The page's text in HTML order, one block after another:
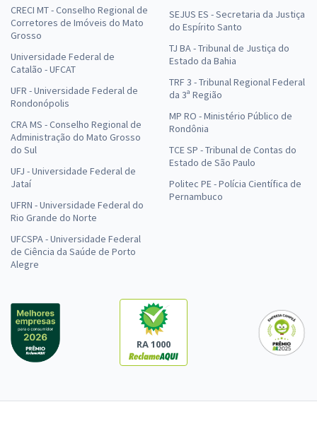
CRECI MT - Conselho Regional de
Corretores de Imóveis do Mato
Grosso
Universidade Federal de
Catalão - UFCAT
UFR - Universidade Federal de
Rondonópolis
CRA MS - Conselho Regional de
Administração do Mato Grosso
do Sul
UFJ - Universidade Federal de
Jataí
UFRN - Universidade Federal do
Rio Grande do Norte
UFCSPA - Universidade Federal
de Ciência da Saúde de Porto
Alegre
SEJUS ES - Secretaria da Justiça
do Espírito Santo
TJ BA - Tribunal de Justiça do
Estado da Bahia
TRF 3 - Tribunal Regional Federal
da 3ª Região
MP RO - Ministério Público de
Rondônia
TCE SP - Tribunal de Contas do
Estado de São Paulo
Politec PE - Polícia Científica de
Pernambuco
RA 1000